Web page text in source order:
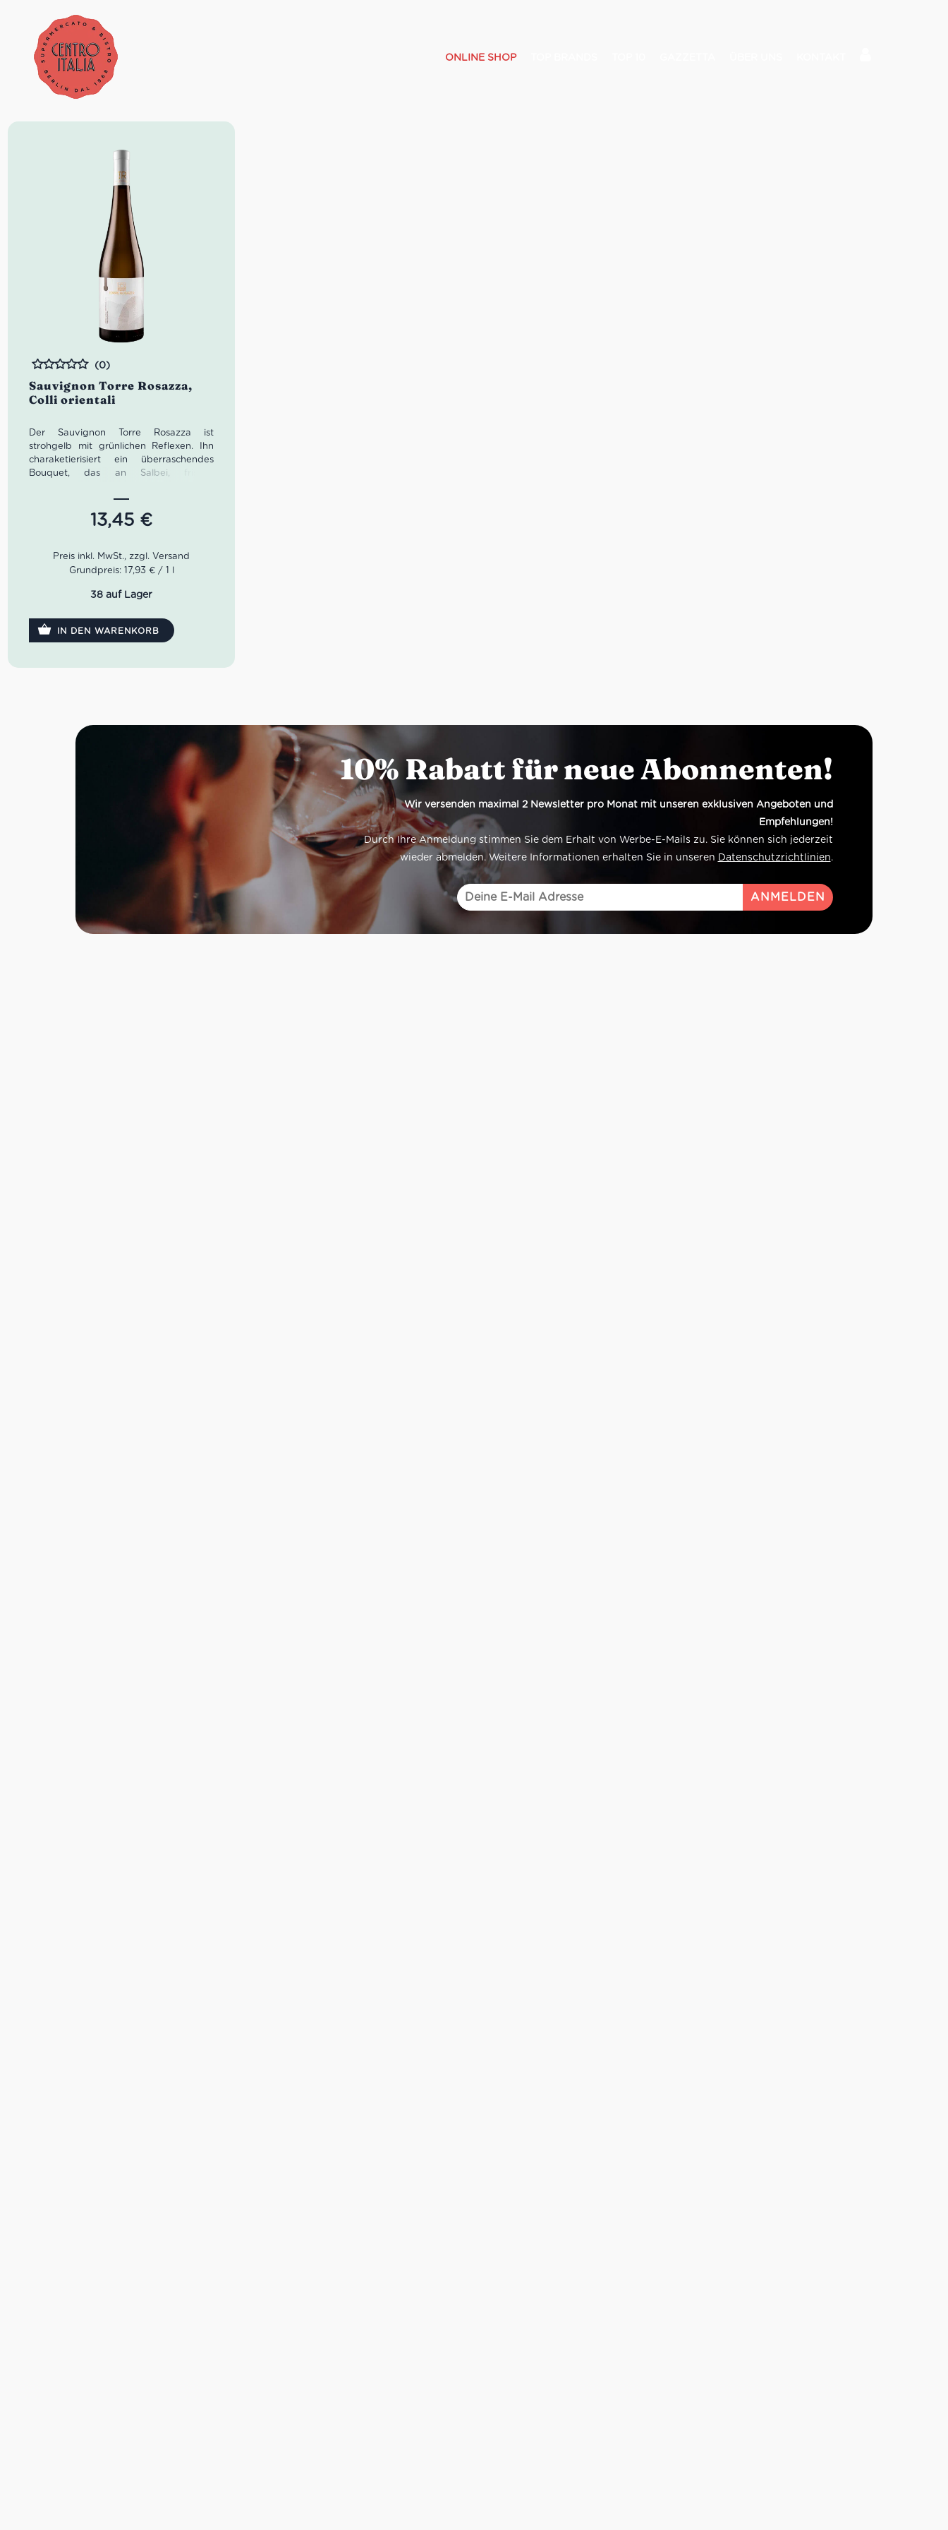
ONLINE SHOP
Sauvignon Torre Rosazza,
Colli orientali
Bewertet
(0)
Der Sauvignon Torre Rosazza ist
strohgelb mit grünlichen Reflexen. Ihn
charaketierisiert ein überraschendes
Bouquet, das an Salbei, frische
Im Gaumen würzig, vollmundig, gut
strukturiert und herrlich frisch. Passt
hervorragend zu Krustentieren und
Farbe: Helles Strohgelb.
Stachelbeeren und frisch gemähtem
Geschmack: Würzig, vollmundig,
gut strukturiert und herrlich frisch.
13,45 €
Grundpreis: 17,93 € / 1 l
38 auf Lager
IN DEN WARENKORB
10% Rabatt für neue Abonnenten!
Wir versenden maximal 2 Newsletter pro Monat mit unseren exklusiven Angeboten und
Empfehlungen!
Durch Ihre Anmeldung stimmen Sie dem Erhalt von Werbe-E-Mails zu. Sie können sich jederzeit
wieder abmelden. Weitere Informationen erhalten Sie in unseren Datenschutzrichtlinien.